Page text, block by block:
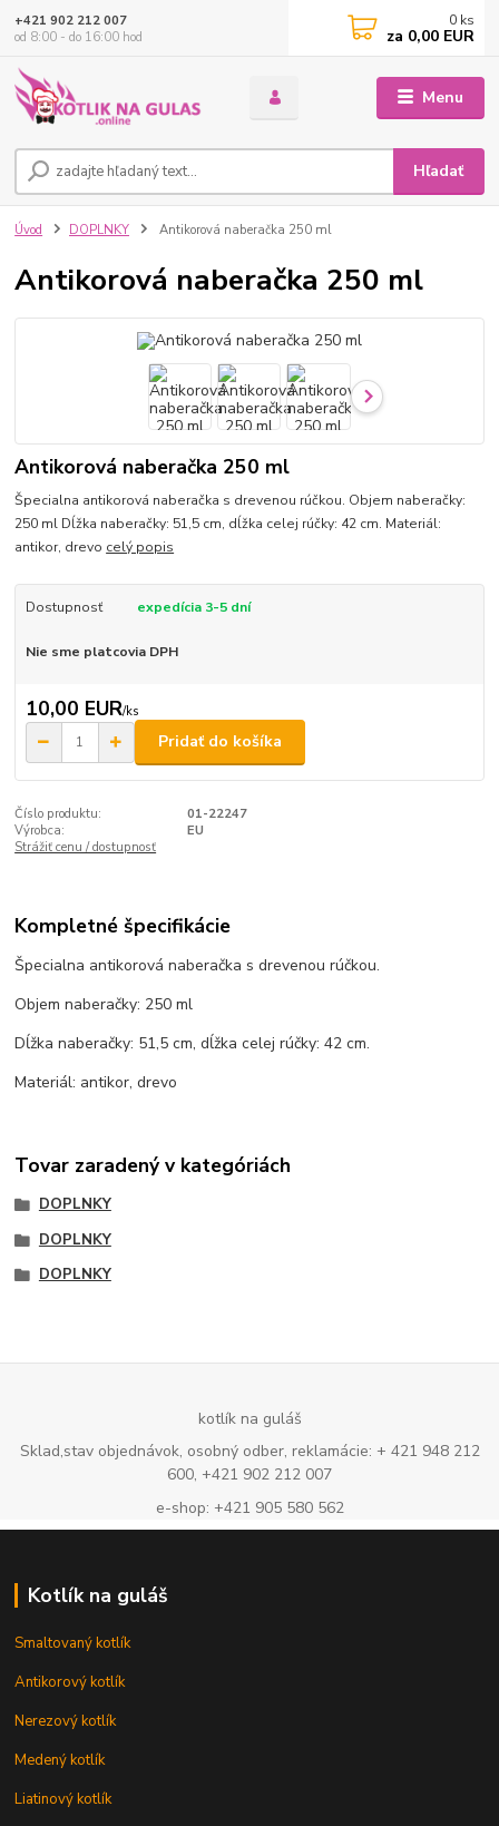
Menu
Hľadať
+421 902 212 007
od 8:00 - do 16:00 hod
0 ks
za 0,00 EUR
Úvod DOPLNKY Antikorová naberačka 250 ml
Antikorová naberačka 250 ml
Antikorová naberačka 250 ml
Špecialna antikorová naberačka s drevenou rúčkou. Objem naberačky:
250 ml Dĺžka naberačky: 51,5 cm, dĺžka celej rúčky: 42 cm. Materiál:
antikor, drevo celý popis
Dostupnosť expedícia 3-5 dní
Nie sme platcovia DPH
10,00 EUR/ks
Pridať do košíka
Číslo produktu:
01-22247
Výrobca:
EU
Strážiť cenu / dostupnosť
Kompletné špecifikácie
Špecialna antikorová naberačka s drevenou rúčkou.
Objem naberačky: 250 ml
Dĺžka naberačky: 51,5 cm, dĺžka celej rúčky: 42 cm.
Materiál: antikor, drevo
Tovar zaradený v kategóriách
DOPLNKY
DOPLNKY
DOPLNKY
kotlík na guláš
Sklad,stav objednávok, osobný odber, reklamácie: + 421 948 212
600, +421 902 212 007
e-shop: +421 905 580 562
Kotlík na guláš
Smaltovaný kotlík
Antikorový kotlík
Nerezový kotlík
Medený kotlík
Liatinový kotlík